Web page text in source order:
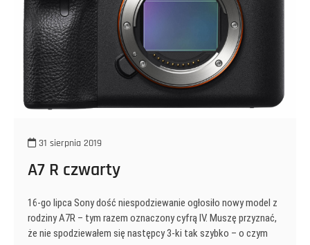
31 sierpnia 2019
A7 R czwarty
16-go lipca Sony dość niespodziewanie ogłosiło nowy model z
rodziny A7R – tym razem oznaczony cyfrą IV. Muszę przyznać,
że nie spodziewałem się następcy 3-ki tak szybko – o czym